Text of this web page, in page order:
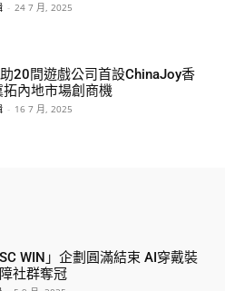
- 24 7 月, 2025
20間遊戲公司首設ChinaJoy香
拓內地市場創商機
- 16 7 月, 2025
WIN」企劃圓滿結束 AI穿戴裝
社群奪冠